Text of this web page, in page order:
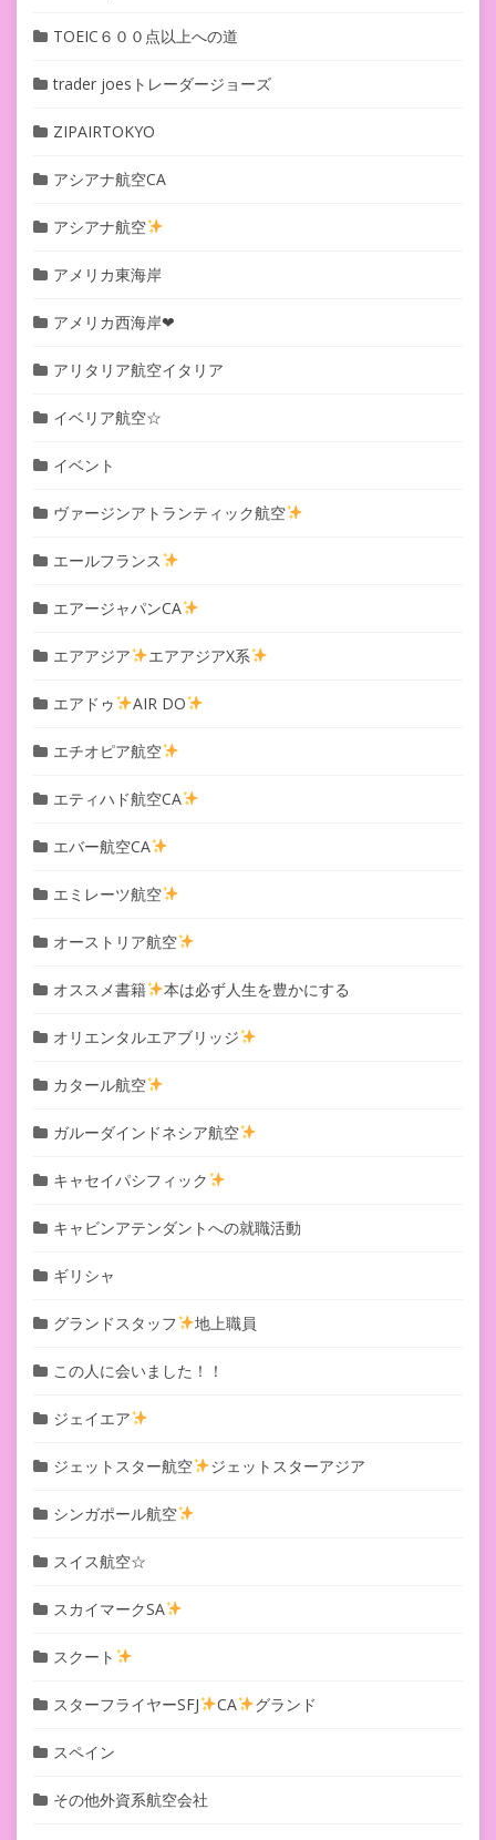
TOEIC６００点以上への道
trader joesトレーダージョーズ
ZIPAIRTOKYO
アシアナ航空CA
アシアナ航空
アメリカ東海岸
アメリカ西海岸❤︎
アリタリア航空イタリア
イベリア航空☆
イベント
ヴァージンアトランティック航空
エールフランス
エアージャパンCA
エアアジア エアアジアX系
エアドゥ AIR DO
エチオピア航空
エティハド航空CA
エバー航空CA
エミレーツ航空
オーストリア航空
オススメ書籍 本は必ず人生を豊かにする
オリエンタルエアブリッジ
カタール航空
ガルーダインドネシア航空
キャセイパシフィック
キャビンアテンダントへの就職活動
ギリシャ
グランドスタッフ 地上職員
この人に会いました！！
ジェイエア
ジェットスター航空 ジェットスターアジア
シンガポール航空
スイス航空☆
スカイマークSA
スクート
スターフライヤーSFJ CA グランド
スペイン
その他外資系航空会社